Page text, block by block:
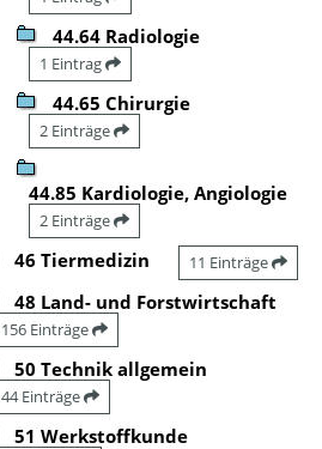
44.64 Radiologie
1 Eintrag
44.65 Chirurgie
2 Einträge
44.85 Kardiologie, Angiologie
2 Einträge
46 Tiermedizin 11 Einträge
48 Land- und Forstwirtschaft
156 Einträge
50 Technik allgemein
44 Einträge
51 Werkstoffkunde